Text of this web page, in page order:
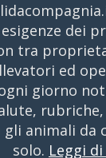
dei
tra
ed
giorno
animali da
solo. Leggi